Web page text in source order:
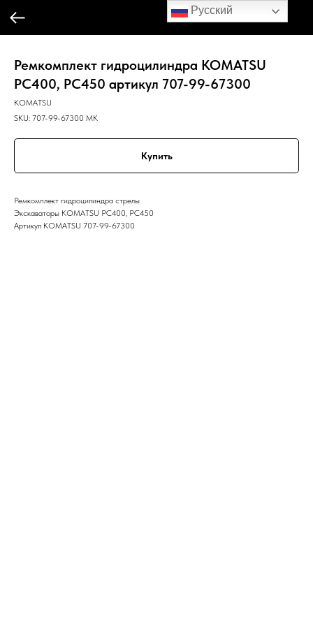
Русский
Ремкомплект гидроцилиндра KOMATSU
PC400, PC450 артикул 707-99-67300
KOMATSU
SKU: 707-99-67300 MK
Купить
Ремкомплект гидроцилиндра стрелы
Экскаваторы KOMATSU PC400, PC450
Артикул KOMATSU 707-99-67300